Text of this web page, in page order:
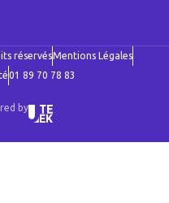
réservésMentions Légales
01 89 70 78 83
by